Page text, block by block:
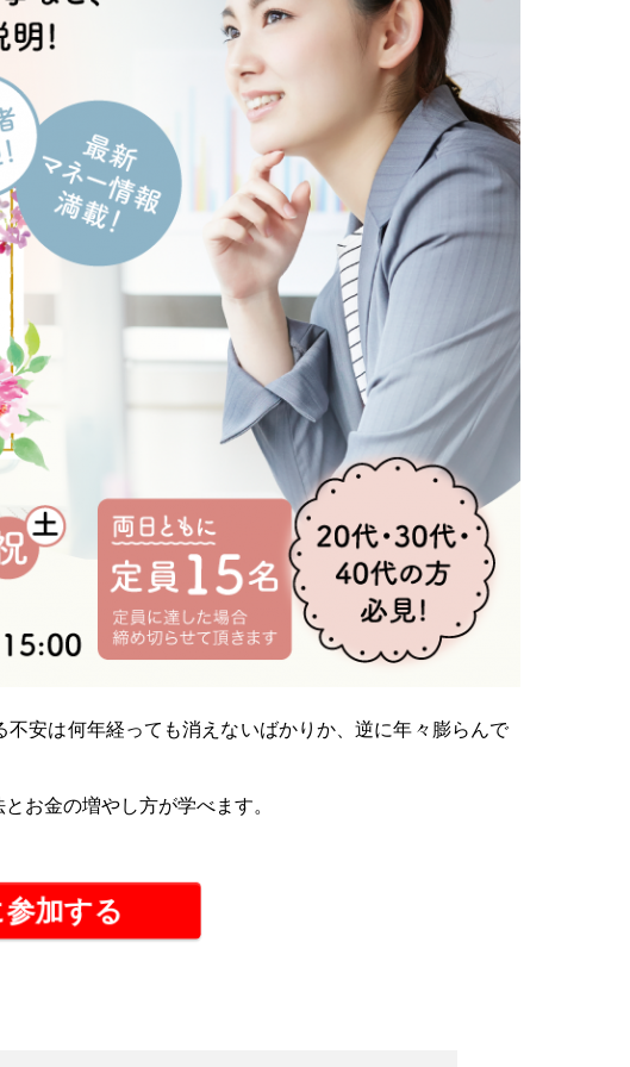
安は何年経っても消えないばかりか、逆に年々膨らんで
お金の増やし方が学べます。
加する